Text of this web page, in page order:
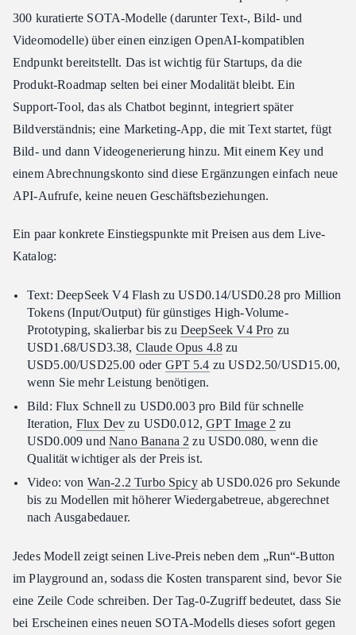
300 kuratierte SOTA-Modelle (darunter Text-, Bild- und
Videomodelle) über einen einzigen OpenAI-kompatiblen
Endpunkt bereitstellt. Das ist wichtig für Startups, da die
Produkt-Roadmap selten bei einer Modalität bleibt. Ein
Support-Tool, das als Chatbot beginnt, integriert später
Bildverständnis; eine Marketing-App, die mit Text startet, fügt
Bild- und dann Videogenerierung hinzu. Mit einem Key und
einem Abrechnungskonto sind diese Ergänzungen einfach neue
API-Aufrufe, keine neuen Geschäftsbeziehungen.
Ein paar konkrete Einstiegspunkte mit Preisen aus dem Live-
Katalog:
Text: DeepSeek V4 Flash zu USD0.14/USD0.28 pro Million
Tokens (Input/Output) für günstiges High-Volume-
Prototyping, skalierbar bis zu DeepSeek V4 Pro zu
USD1.68/USD3.38, Claude Opus 4.8 zu
USD5.00/USD25.00 oder GPT 5.4 zu USD2.50/USD15.00,
wenn Sie mehr Leistung benötigen.
Bild: Flux Schnell zu USD0.003 pro Bild für schnelle
Iteration, Flux Dev zu USD0.012,GPT Image 2 zu
USD0.009 undNano Banana 2 zu USD0.080, wenn die
Qualität wichtiger als der Preis ist.
Video: von Wan-2.2 Turbo Spicyab USD0.026 pro Sekunde
bis zu Modellen mit höherer Wiedergabetreue, abgerechnet
nach Ausgabedauer.
Jedes Modell zeigt seinen Live-Preis neben dem „Run“-Button
im Playground an, sodass die Kosten transparent sind, bevor Sie
eine Zeile Code schreiben. Der Tag-0-Zugriff bedeutet, dass Sie
bei Erscheinen eines neuen SOTA-Modells dieses sofort gegen